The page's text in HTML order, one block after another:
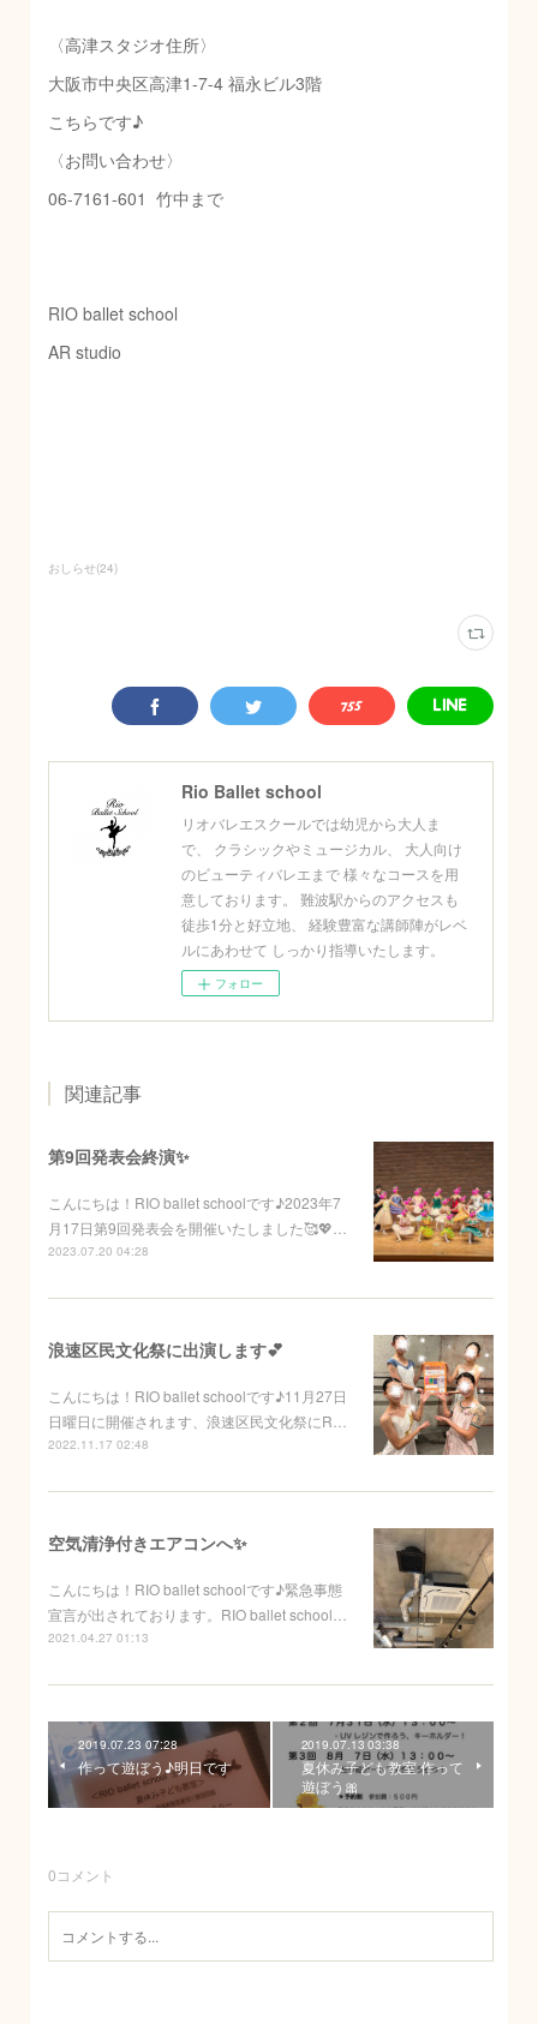
〈高津スタジオ住所〉
大阪市中央区高津1-7-4 福永ビル3階
こちらです♪
〈お問い合わせ〉
06-7161-601 竹中まで
RIO ballet school
AR studio
おしらせ(24)
Rio Ballet school
リオバレエスクールでは幼児から大人ま
で、 クラシックやミュージカル、 大人向け
のビューティバレエまで 様々なコースを用
意しております。 難波駅からのアクセスも
徒歩1分と好立地、 経験豊富な講師陣がレベ
ルにあわせて しっかり指導いたします。
フォロー
関連記事
第9回発表会終演✨
こんにちは！RIO ballet schoolです♪2023年7
月17日第9回発表会を開催いたしました🥰💖…
2023.07.20 04:28
浪速区民文化祭に出演します💕
こんにちは！RIO ballet schoolです♪11月27日
日曜日に開催されます、浪速区民文化祭にR…
2022.11.17 02:48
空気清浄付きエアコンへ✨
こんにちは！RIO ballet schoolです♪緊急事態
宣言が出されております。RIO ballet school…
2021.04.27 01:13
2019.07.23 07:28
作って遊ぼう♪明日です
2019.07.13 03:38
夏休み子ども教室 作って
遊ぼう🎀
0コメント